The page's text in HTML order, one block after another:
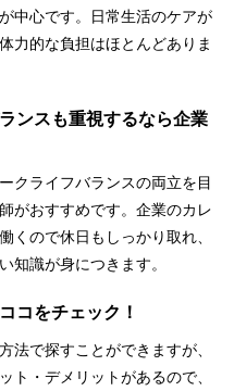
中心です。日常生活のケアが
力的な負担はほとんどありま
ンスも重視するなら企業
クライフバランスの両立を目
がおすすめです。企業のカレ
くので休日もしっかり取れ、
知識が身につきます。
コをチェック！
法で探すことができますが、
ト・デメリットがあるので、